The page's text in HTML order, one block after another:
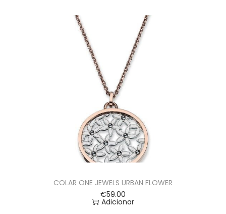
COLAR ONE JEWELS URBAN FLOWER
€59.00
Adicionar